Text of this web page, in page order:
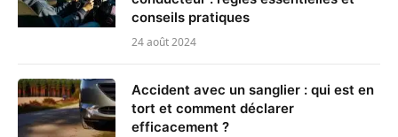
conseils pratiques
24 août 2024
Accident avec un sanglier : qui est en
tort et comment déclarer
efficacement ?